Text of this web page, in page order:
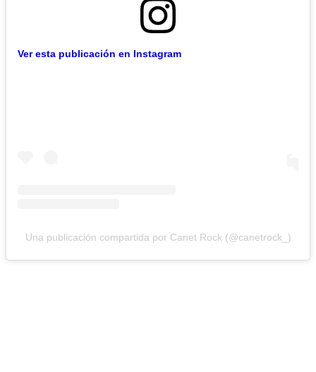
Ver esta publicación en Instagram
Una publicación compartida por Canet Rock (@canetrock_)